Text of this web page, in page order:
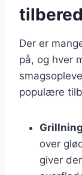
Der er
på, og hver
populære
Grillning
over
giver